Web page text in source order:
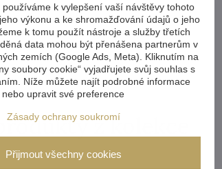
z kolekce
k vylepšení vaší návštěvy tohoto
výkonu a ke shromažďování údajů o jeho
k tomu použít nástroje a služby třetích
data mohou být přenášena partnerům v
zemích (Google Ads, Meta). Kliknutím na
soubory cookie“ vyjadřujete svůj souhlas s
Níže můžete najít podrobné informace
nebo upravit své preference
Zásady ochrany soukromí
Přijmout všechny cookies